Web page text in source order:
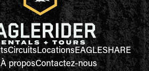
CircuitsLocationsEAGLESHARE
À proposContactez-nous